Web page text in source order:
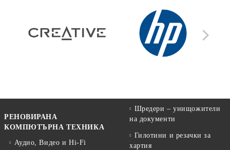
РЕНОВИРАНА
КОМПЮТЪРНА ТЕХНИКА
Аудио, Видео и Hi-Fi
Шредери – унищожители
на документи
Гилотини и резачки за
хартия